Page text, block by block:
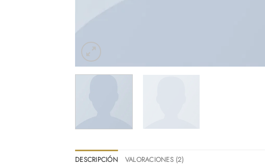
DESCRIPCIÓN VALORACIONES (2)